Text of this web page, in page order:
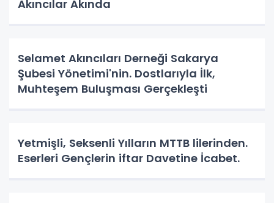
Akıncılar Akında
Selamet Akıncıları Derneği Sakarya
Şubesi Yönetimi'nin. Dostlarıyla İlk,
Muhteşem Buluşması Gerçekleşti
Yetmişli, Seksenli Yılların MTTB lilerinden.
Eserleri Gençlerin iftar Davetine İcabet.